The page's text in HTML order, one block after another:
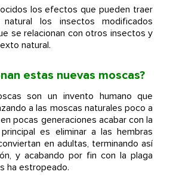
los efectos que pueden traer
los insectos modificados
se relacionan con otros insectos y
natural.
estas nuevas moscas?
son un invento humano que
a las moscas naturales poco a
pocas generaciones acabar con la
es eliminar a las hembras
en adultas, terminando así
y acabando por fin con la plaga
ha estropeado.